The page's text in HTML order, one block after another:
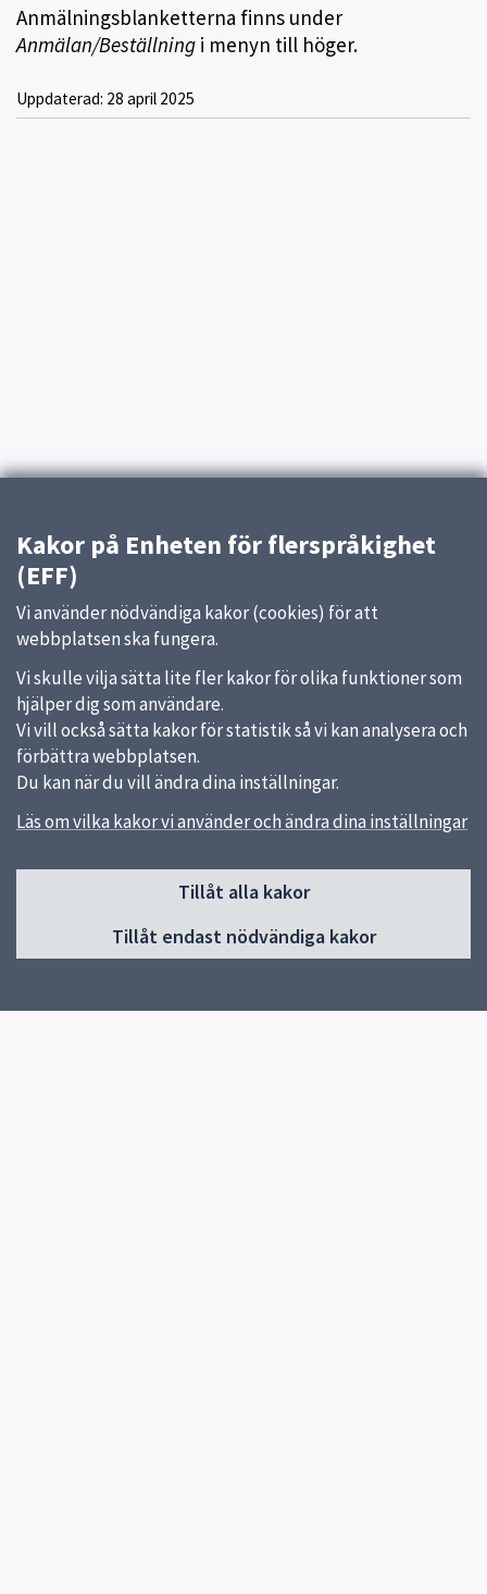
Anmälningsblanketterna finns under
Anmälan/Beställning i menyn till höger.
Uppdaterad: 28 april 2025
Kakor på Enheten för flerspråkighet
(EFF)
Vi använder nödvändiga kakor (cookies) för att
webbplatsen ska fungera.
Vi skulle vilja sätta lite fler kakor för olika funktioner som
hjälper dig som användare.
Vi vill också sätta kakor för statistik så vi kan analysera och
förbättra webbplatsen.
Du kan när du vill ändra dina inställningar.
Läs om vilka kakor vi använder och ändra dina inställningar
Tillåt alla kakor
Tillåt endast nödvändiga kakor